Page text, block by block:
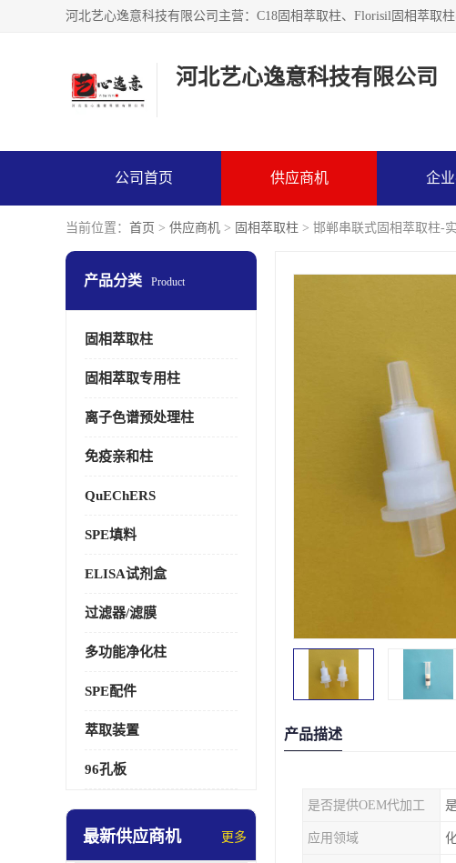
河北艺心逸意科技有限公司
公司首页 供应商机 企
当前位置： 首页 > 供应商机 > 固相萃取柱 > 邯郸串联式固相萃取柱-
产品分类 Product
固相萃取柱
固相萃取专用柱
离子色谱预处理柱
免疫亲和柱
QuEChERS
SPE填料
ELISA试剂盒
过滤器/滤膜
多功能净化柱
SPE配件
萃取装置
96孔板
最新供应商机 更多
产品描述
是否提供OEM代加工
应用领域